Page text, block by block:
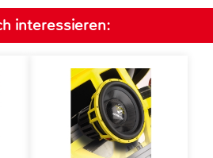
interessieren: